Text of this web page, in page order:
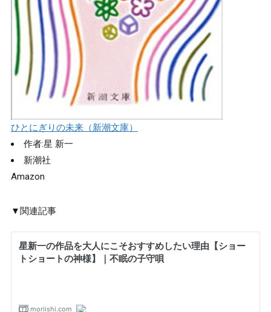
ひとにぎりの未来（新潮文庫）
作者:星 新一
新潮社
Amazon
▼関連記事